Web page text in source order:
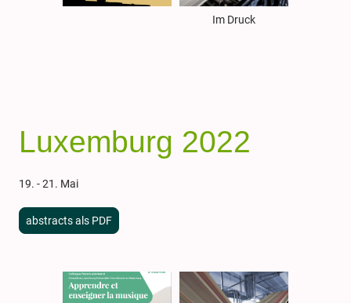
Im Druck
Luxemburg 2022
19. - 21. Mai
abstracts als PDF